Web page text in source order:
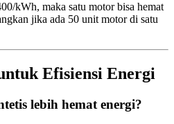
kWh, maka satu motor bisa hemat
jika ada 50 unit motor di satu
Efisiensi Energi
lebih hemat energi?